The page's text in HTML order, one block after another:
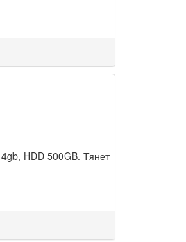
HDD 500GB. Тянет